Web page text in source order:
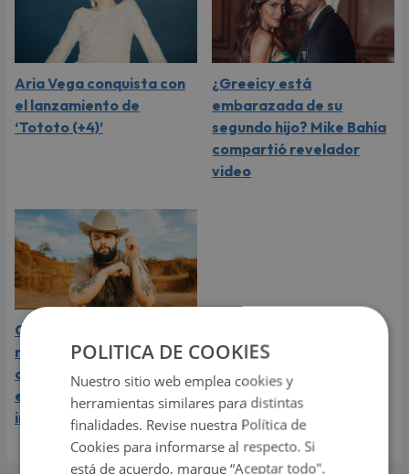
Aria Vega conquista con
el lanzamiento de
‘Tototo (+4)’
¿Greeicy está
embarazada de su
segundo hijo? Mike Bahía
compartió revelador
video
Carín León está en el
mejor momento de su
carrera y llega a Lima en
el año de su consagración
internacional
POLITICA DE COOKIES
Nuestro sitio web emplea cookies y
herramientas similares para distintas
finalidades. Revise nuestra Política de
Cookies para informarse al respecto. Si
está de acuerdo, marque “Aceptar todo".